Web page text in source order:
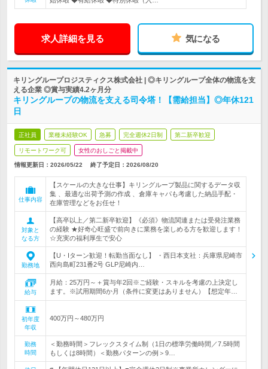
求人詳細を見る 気になる
キリングループロジスティクス株式会社 | ◎キリングループ全体の物流を支
える企業 ◎賞与実績4.2ヶ月分
キリングループの物流を支える司令塔！【需給担当】◎年休121
日
正社員 業種未経験OK 急募 完全週休2日制 第二新卒歓迎
リモートワーク可 女性のおしごと掲載中
情報更新日：2026/05/22 終了予定日： 2026/08/20
仕事内容
【スケールの大きな仕事】キリングループ製品に関するデータ収
集 、最適な出荷予測の作成 、倉庫キャパも考慮した納品手配・
在庫管理などをお任せ！
対象と
なる方
【高卒以上／第二新卒歓迎】《必須》物流関連または受発注業務
の経験 ★好奇心旺盛で前向きに業務を楽しめる方を歓迎します！
☆充実の福利厚生で安心
勤務地
【U・Iターン歓迎！転勤当面なし】 ・西日本支社：兵庫県尼崎市
西向島町231番2号 GLP尼崎内…
給与
月給：25万円～＋賞与年2回※ご経験・スキルを考慮の上決定し
ます。※試用期間6か月（条件に変更はありません）【想定年…
初年度
年収
400万円～480万円
勤務
時間
＜勤務時間＞フレックスタイム制（1日の標準労働時間／7.5時間
もしくは8時間）＜勤務パターンの例＞9…